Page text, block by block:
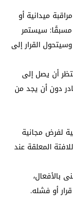
ميدانية أو
مسبقًا: سيستمر
القرار إلى
أن يصل إلى
دون أن يجد من
لفرض مجانية
المعلقة عند
بالأفعال،
أو فشله.